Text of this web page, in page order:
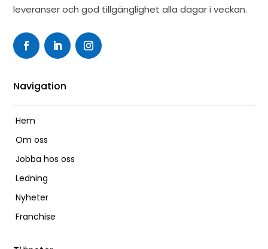
leveranser och god tillgänglighet alla dagar i veckan.
Navigation
Hem
Om oss
Jobba hos oss
Ledning
Nyheter
Franchise